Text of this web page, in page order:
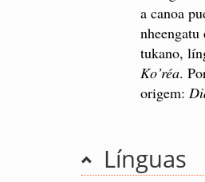
a canoa
tukano,
Ko’réa.
origem:
Línguas